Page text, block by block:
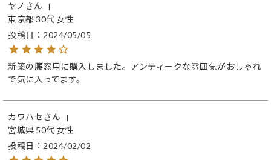
ヤノ
東京都 30代 女性
投稿日
2024/05/05
新築の腰窓用に購入しました。アンティークな雰囲気がおしゃれ
で気に入ってます。
カワハセ
宮城県 50代 女性
投稿日
2024/02/02